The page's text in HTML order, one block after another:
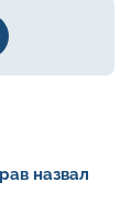
назвал